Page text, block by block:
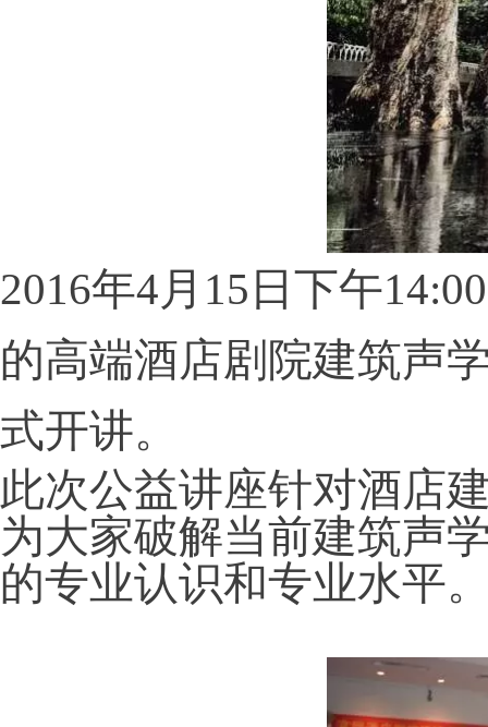
2016年4月15日下午
的高端酒店剧院建筑声
式开讲。
此次公益讲座针对酒店
为大家破解当前建筑声
的专业认识和专业水平